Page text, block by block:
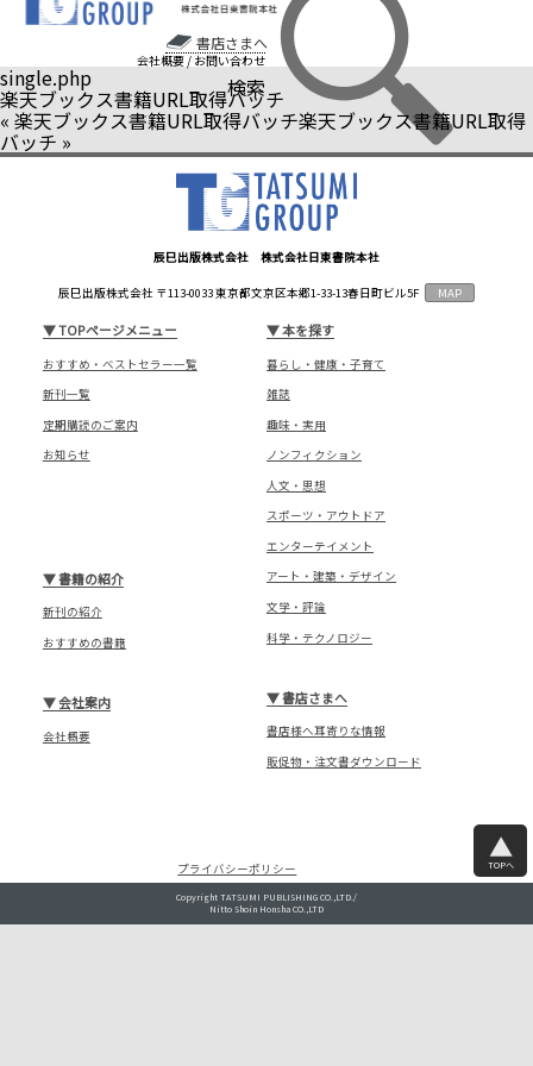
書店さまへ
会社概要 / お問い合わせ
検索
single.php
楽天ブックス書籍URL取得バッチ
« 楽天ブックス書籍URL取得バッチ楽天ブックス書籍URL取得
バッチ »
辰巳出版株式会社 株式会社日東書院本社
辰巳出版株式会社 〒113-0033 東京都文京区本郷1-33-13春日町ビル5F MAP
▼TOPページメニュー
おすすめ・ベストセラー一覧
新刊一覧
定期購読のご案内
お知らせ
▼本を探す
暮らし・健康・子育て
雑誌
趣味・実用
ノンフィクション
人文・思想
スポーツ・アウトドア
エンターテイメント
アート・建築・デザイン
文学・評論
科学・テクノロジー
▼書籍の紹介
新刊の紹介
おすすめの書籍
▼書店さまへ
書店様へ耳寄りな情報
販促物・注文書ダウンロード
▼会社案内
会社概要
プライバシーポリシー TOPへ
Copyright TATSUMI PUBLISHING CO.,LTD./
Nitto Shoin Honsha CO.,LTD